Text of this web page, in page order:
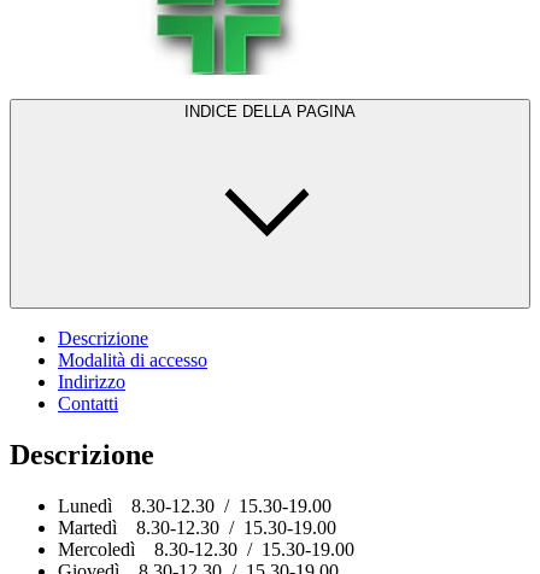
INDICE DELLA PAGINA
Descrizione
Modalità di accesso
Indirizzo
Contatti
Descrizione
Lunedì 8.30-12.30 / 15.30-19.00
Martedì 8.30-12.30 / 15.30-19.00
Mercoledì 8.30-12.30 / 15.30-19.00